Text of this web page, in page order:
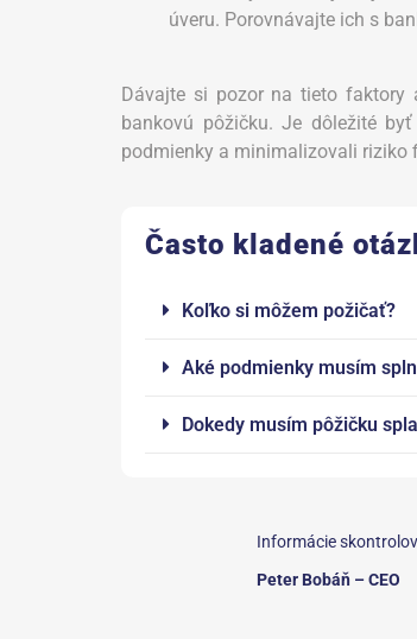
úveru. Porovnávajte ich s
Dávajte si pozor na tieto faktory
bankovú pôžičku. Je dôležité
podmienky a minimalizovali riziko
Často kladené
Koľko si môžem požičať?
Aké podmienky musím
Dokedy musím pôžičku
Informácie
Peter Bobáň – CEO